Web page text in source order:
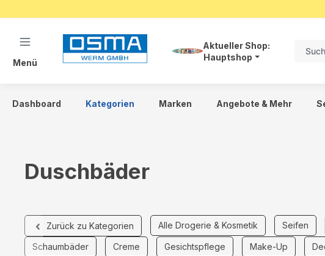
Menü
Aktueller Shop:
Hauptshop
Dashboard Kategorien Marken Angebote & Mehr
Duschbäder
Zurück zu Kategorien Alle Drogerie & Kosmetik Seifen
Schaumbäder Creme Gesichtspflege Make-Up